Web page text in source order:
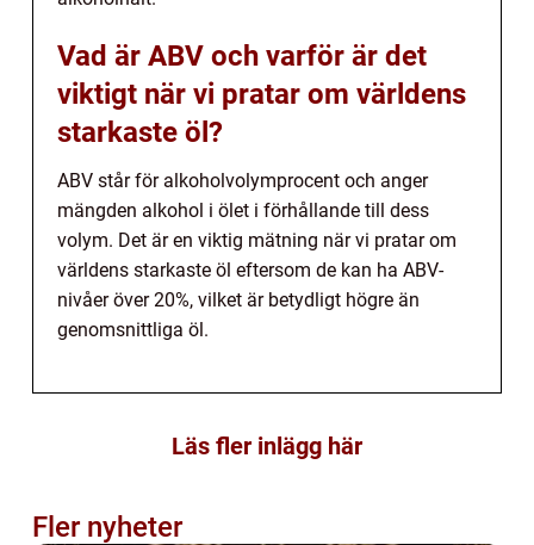
Vad är ABV och varför är det
viktigt när vi pratar om världens
starkaste öl?
ABV står för alkoholvolymprocent och anger
mängden alkohol i ölet i förhållande till dess
volym. Det är en viktig mätning när vi pratar om
världens starkaste öl eftersom de kan ha ABV-
nivåer över 20%, vilket är betydligt högre än
genomsnittliga öl.
Läs fler inlägg här
Fler nyheter